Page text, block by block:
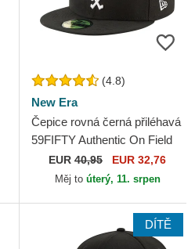
(4.8)
New Era
Čepice rovná černá přiléhavá
59FIFTY Authentic On Field
Game Chicago White Sox
MLB New Era
EUR 40,95 EUR 32,76
Měj to úterý, 11. srpen
DÍTĚ